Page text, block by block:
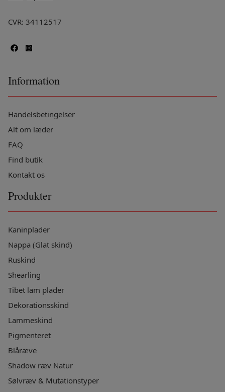
CVR: 34112517
Information
Handelsbetingelser
Alt om læder
FAQ
Find butik
Kontakt os
Produkter
Kaninplader
Nappa (Glat skind)
Ruskind
Shearling
Tibet lam plader
Dekorationsskind
Lammeskind
Pigmenteret
Blåræve
Shadow ræv Natur
Sølvræv & Mutationstyper